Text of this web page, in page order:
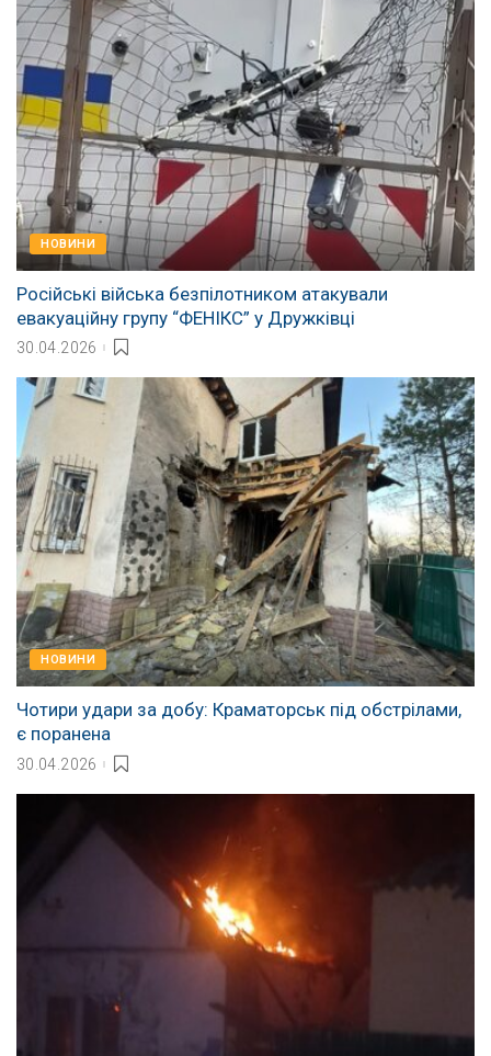
НОВИНИ
Російські війська безпілотником атакували
евакуаційну групу “ФЕНІКС” у Дружківці
30.04.2026
НОВИНИ
Чотири удари за добу: Краматорськ під обстрілами,
є поранена
30.04.2026